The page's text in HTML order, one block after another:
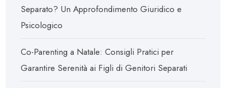
Separato? Un Approfondimento Giuridico e
Psicologico
Co-Parenting a Natale: Consigli Pratici per
Garantire Serenità ai Figli di Genitori Separati